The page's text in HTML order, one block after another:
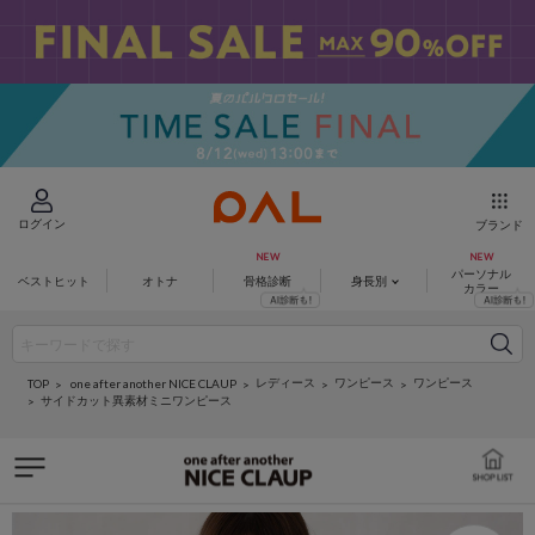
ログイン ブランド
ベストヒット オトナ 骨格診断 身長別
パーソナル
カラー
TOP one after another NICE CLAUP レディース ワンピース
ワンピース
サイドカット異素材ミニワンピース